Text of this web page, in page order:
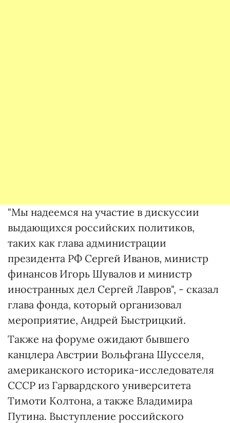
"Мы надеемся на участие в дискуссии
выдающихся российских политиков,
таких как глава администрации
президента РФ Сергей Иванов, министр
финансов Игорь Шувалов и министр
иностранных дел Сергей Лавров", - сказал
глава фонда, который организовал
мероприятие, Андрей Быстрицкий.
Также на форуме ожидают бывшего
канцлера Австрии Вольфгана Шусселя,
американского историка-исследователя
СССР из Гарвардского университета
Тимоти Колтона, а также Владимира
Путина. Выступление российского